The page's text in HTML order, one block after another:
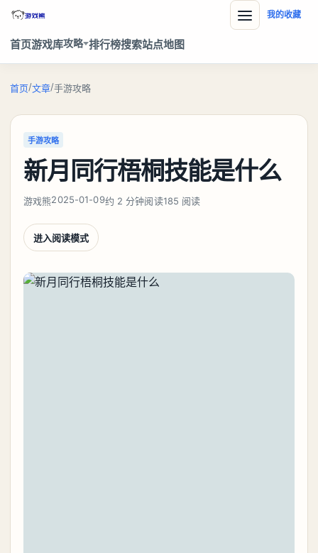
首页游戏库攻略 排行榜搜索站点地图
我的收藏
首页/文章/手游攻略
手游攻略
新月同行梧桐技能是什么
游戏熊2025-01-09约 2 分钟阅读185 阅读
进入阅读模式